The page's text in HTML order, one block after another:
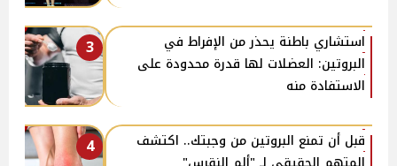
3
استشاري باطنة يحذر من الإفراط في
البروتين: العضلات لها قدرة محدودة على
الاستفادة منه
4
قبل أن تمنع البروتين من وجبتك.. اكتشف